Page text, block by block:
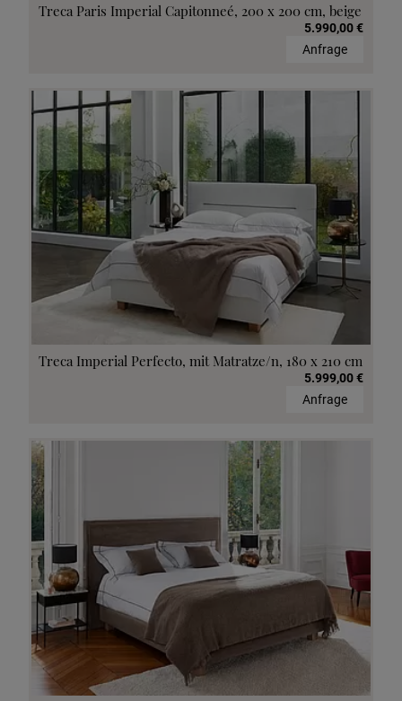
Treca Paris Imperial Capitonneé, 200 x 200 cm, beige
5.990,00 €
Anfrage
Treca Imperial Perfecto, mit Matratze/n, 180 x 210 cm
5.999,00 €
Anfrage